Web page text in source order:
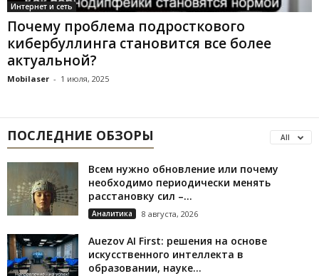
Интернет и сеть
Почему проблема подросткового
кибербуллинга становится все более
актуальной?
Mobilaser - 1 июля, 2025
ПОСЛЕДНИЕ ОБЗОРЫ All
Всем нужно обновление или почему
необходимо периодически менять
расстановку сил –...
Аналитика 8 августа, 2026
Auezov AI First: решения на основе
искусственного интеллекта в
образовании, науке...